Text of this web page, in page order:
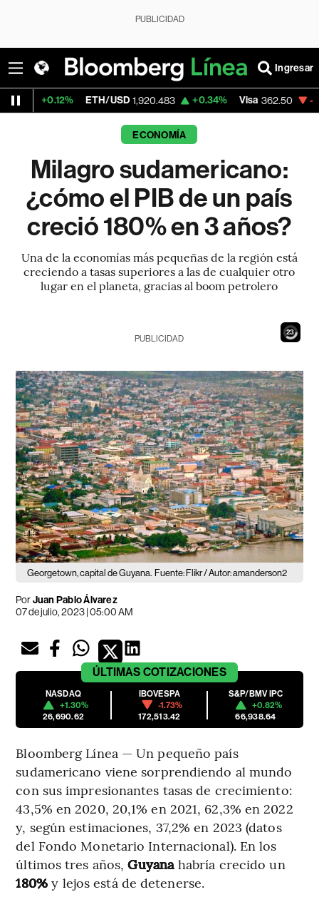
PUBLICIDAD
Ingresar
ETH/USD 1,920.483 +0.34% Visa 362.50 -2.15%
ECONOMÍA
Milagro sudamericano:
¿cómo el PIB de un país
creció 180% en 3 años?
Una de la economías más pequeñas de la región está
creciendo a tasas superiores a las de cualquier otro
lugar en el planeta, gracias al boom petrolero
21
PUBLICIDAD
Georgetown, capital de Guyana. Fuente: Flikr / Autor: amanderson2
PorJuan Pablo Álvarez
07 de julio, 2023 | 05:00 AM
ÚLTIMAS COTIZACIONES
NASDAQ
+1.30%
26,690.62
IBOVESPA
-1.73%
172,513.42
S&P/BMV IPC
+0.82%
66,938.64
Bloomberg Línea — Un pequeño país
sudamericano viene sorprendiendo al mundo
con sus impresionantes tasas de crecimiento:
43,5% en 2020, 20,1% en 2021, 62,3% en 2022
y, según estimaciones, 37,2% en 2023 (datos
del Fondo Monetario Internacional). En los
últimos tres años,Guyana habría crecido un
180% y lejos está de detenerse.